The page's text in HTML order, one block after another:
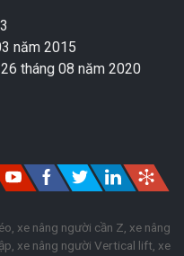
năm 2015
tháng 08 năm 2020
xe nâng người cần Z, xe nâng
xe nâng người Vertical lift, xe